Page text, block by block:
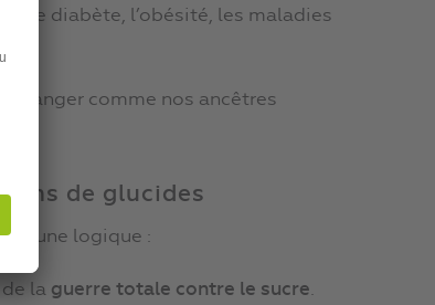
le diabète, l’obésité, les maladies
manger comme nos ancêtres
de glucides
une logique :
la guerre totale contre le sucre.